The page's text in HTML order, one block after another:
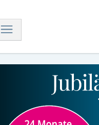
Navigation